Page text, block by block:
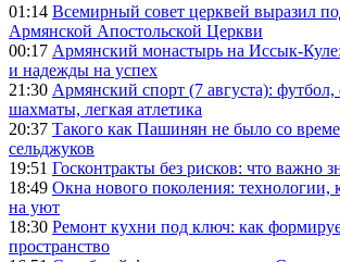
01:14 Всемирный совет церквей выразил
Армянской Апостольской Церкви
00:17 Армянский монастырь на Иссык-
и надежды на успех
21:30 Армянский спорт (7 августа): футбол,
шахматы, легкая атлетика
20:37 Такого как Пашинян не было со
сельджуков
19:51 Госконтракты без рисков: что важно
18:49 Окна нового поколения: технологии,
на уют
18:30 Ремонт кухни под ключ: как
пространство